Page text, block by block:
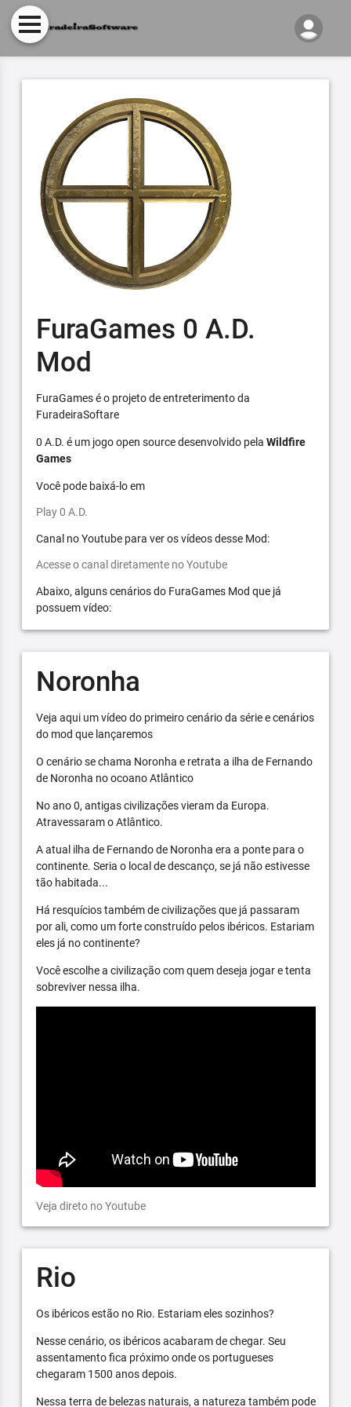
FuraGames 0 A.D.
Mod
FuraGames é o projeto de entreterimento da
FuradeiraSoftare
0 A.D. é um jogo open source desenvolvido pela Wildfire
Games
Você pode baixá-lo em
Play 0 A.D.
Canal no Youtube para ver os vídeos desse Mod:
Acesse o canal diretamente no Youtube
Abaixo, alguns cenários do FuraGames Mod que já
possuem vídeo:
Noronha
Veja aqui um vídeo do primeiro cenário da série e cenários
do mod que lançaremos
O cenário se chama Noronha e retrata a ilha de Fernando
de Noronha no ocoano Atlântico
No ano 0, antigas civilizações vieram da Europa.
Atravessaram o Atlântico.
A atual ilha de Fernando de Noronha era a ponte para o
continente. Seria o local de descanço, se já não estivesse
tão habitada...
Há resquícios também de civilizações que já passaram
por ali, como um forte construído pelos ibéricos. Estariam
eles já no continente?
Você escolhe a civilização com quem deseja jogar e tenta
sobreviver nessa ilha.
Veja direto no Youtube
Rio
Os ibéricos estão no Rio. Estariam eles sozinhos?
Nesse cenário, os ibéricos acabaram de chegar. Seu
assentamento fica próximo onde os portugueses
chegaram 1500 anos depois.
Nessa terra de belezas naturais, a natureza também pode